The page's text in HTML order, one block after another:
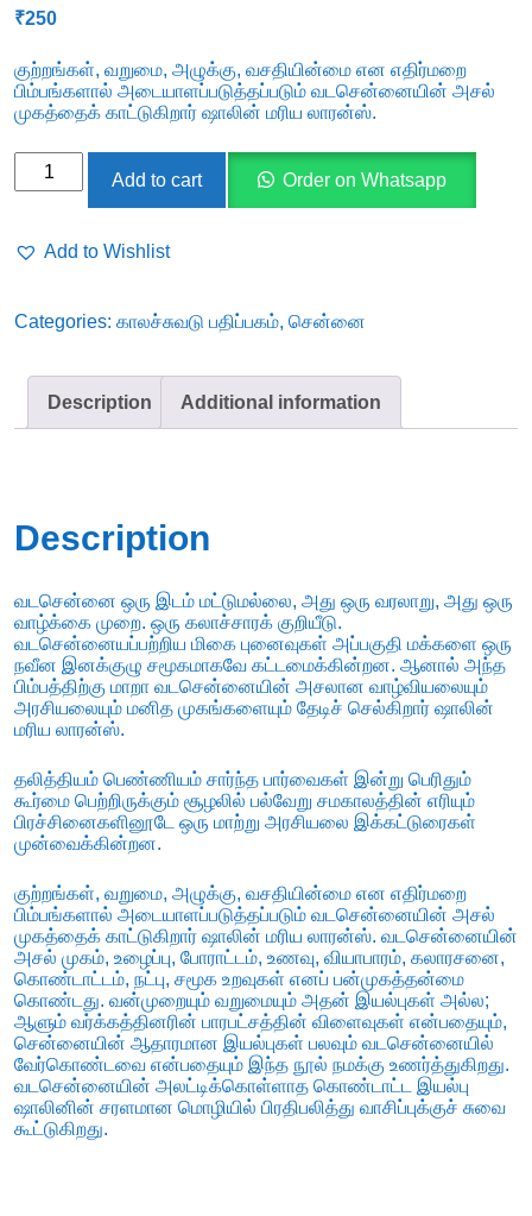
₹250
குற்றங்கள், வறுமை, அழுக்கு, வசதியின்மை என எதிர்மறை
பிம்பங்களால் அடையாளப்படுத்தப்படும் வடசென்னையின் அசல்
முகத்தைக் காட்டுகிறார் ஷாலின் மரிய லாரன்ஸ்.
வடசென்னைக்காரி
மரிய
quantity
Add to cart Order on Whatsapp
Add to Wishlist
Categories: காலச்சுவடு பதிப்பகம், சென்னை
Description Additional information
Description
வடசென்னை ஒரு இடம் மட்டுமல்லை, அது ஒரு வரலாறு, அது ஒரு
வாழ்க்கை முறை. ஒரு கலாச்சாரக் குறியீடு.
வடசென்னையப்பற்றிய மிகை புனைவுகள் அப்பகுதி மக்களை ஒரு
நவீன இனக்குழு சமூகமாகவே கட்டமைக்கின்றன. ஆனால் அந்த
பிம்பத்திற்கு மாறா வடசென்னையின் அசலான வாழ்வியலையும்
அரசியலையும் மனித முகங்களையும் தேடிச் செல்கிறார் ஷாலின்
மரிய லாரன்ஸ்.
தலித்தியம் பெண்ணியம் சார்ந்த பார்வைகள் இன்று பெரிதும்
கூர்மை பெற்றிருக்கும் சூழலில் பல்வேறு சமகாலத்தின் எரியும்
பிரச்சினைகளினூடே ஒரு மாற்று அரசியலை இக்கட்டுரைகள்
முன்வைக்கின்றன.
குற்றங்கள், வறுமை, அழுக்கு, வசதியின்மை என எதிர்மறை
பிம்பங்களால் அடையாளப்படுத்தப்படும் வடசென்னையின் அசல்
முகத்தைக் காட்டுகிறார் ஷாலின் மரிய லாரன்ஸ். வடசென்னையின்
அசல் முகம், உழைப்பு, போராட்டம், உணவு, வியாபாரம், கலாரசனை,
கொண்டாட்டம், நட்பு, சமூக உறவுகள் எனப் பன்முகத்தன்மை
கொண்டது. வன்முறையும் வறுமையும் அதன் இயல்புகள் அல்ல;
ஆளும் வர்க்கத்தினரின் பாரபட்சத்தின் விளைவுகள் என்பதையும்,
சென்னையின் ஆதாரமான இயல்புகள் பலவும் வடசென்னையில்
வேர்கொண்டவை என்பதையும் இந்த நூல் நமக்கு உணர்த்துகிறது.
வடசென்னையின் அலட்டிக்கொள்ளாத கொண்டாட்ட இயல்பு
ஷாலினின் சரளமான மொழியில் பிரதிபலித்து வாசிப்புக்குச் சுவை
கூட்டுகிறது.